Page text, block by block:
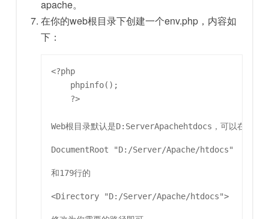
apache。
在你的web根目录下创建一个env.php，内容如
下：
<?php
    phpinfo();
    ?>
Web根目录默认是D:ServerApachehtdocs，可以在
DocumentRoot "D:/Server/Apache/htdocs"
和179行的
<Directory "D:/Server/Apache/htdocs">